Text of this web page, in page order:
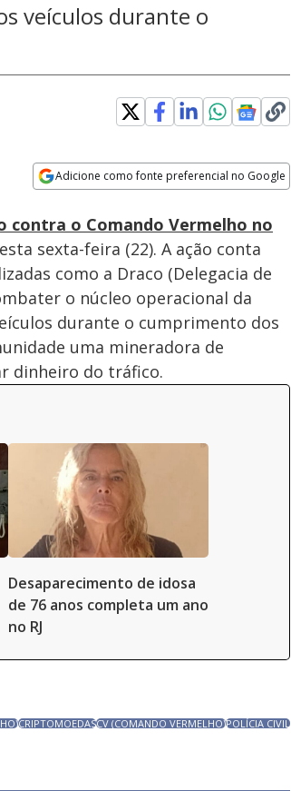
veículos durante o
Adicione como fonte preferencial no Google
Velocidade
contra o Comando Vermelho no
sexta-feira (22). A ação conta
como a Draco (Delegacia de
o núcleo operacional da
durante o cumprimento dos
uma mineradora de
dinheiro do tráfico.
Desaparecimento de idosa
de 76 anos completa um ano
no RJ
CRIPTOMOEDASCV (COMANDO VERMELHO)POLÍCIA CIVIL